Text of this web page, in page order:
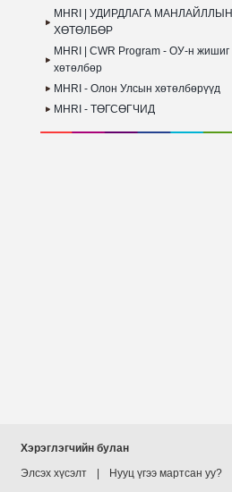
MHRI | УДИРДЛАГА МАНЛАЙЛЛЫН
ХӨТӨЛБӨР
MHRI | CWR Program - ОУ-н жишиг
хөтөлбөр
MHRI - Олон Улсын хөтөлбөрүүд
MHRI - ТӨГСӨГЧИД
Хэрэглэгчийн булан
Элсэх хүсэлт
Нууц үгээ мартсан уу?